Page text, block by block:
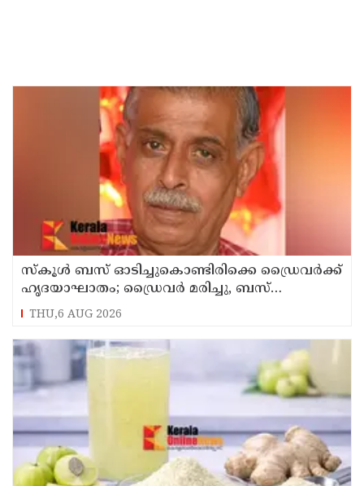
സ്കൂൾ ബസ് ഓടിച്ചുകൊണ്ടിരിക്കെ ഡ്രൈവർക്ക്
ഹൃദയാഘാതം; ഡ്രൈവർ മരിച്ചു, ബസ്
കെട്ടിടത്തിൽ ഇടിച്ചുനിന്നു; രണ്ട് കുട്ടികൾക്ക്
പരിക്ക്
THU,6 AUG 2026